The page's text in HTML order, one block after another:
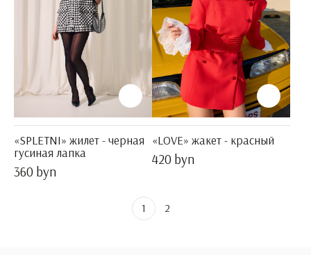
«SPLETNI» жилет - черная
гусиная лапка
360 byn
«LOVE» жакет - красный
420 byn
1 2